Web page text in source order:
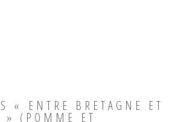
« ENTRE BRETAGNE ET
» (POMME ET